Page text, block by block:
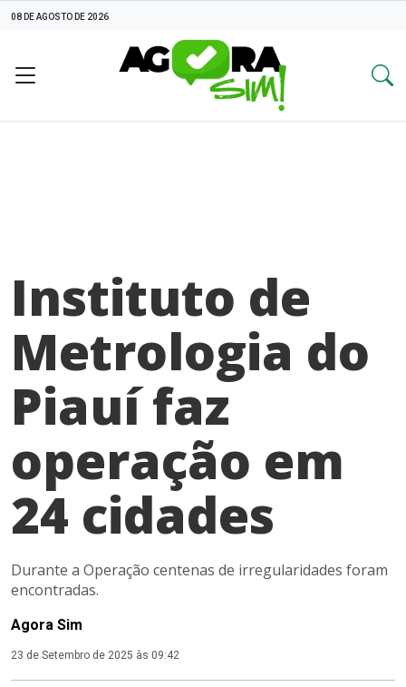
08 DE AGOSTO DE 2026
Instituto de
Metrologia do
Piauí faz
operação em
24 cidades
Durante a Operação centenas de irregularidades foram
encontradas.
Agora Sim
23 de Setembro de 2025 às 09:42